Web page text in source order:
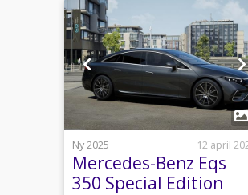
1
Ny 2025
12 april
Mercedes-Benz Eqs
350 Special Edition